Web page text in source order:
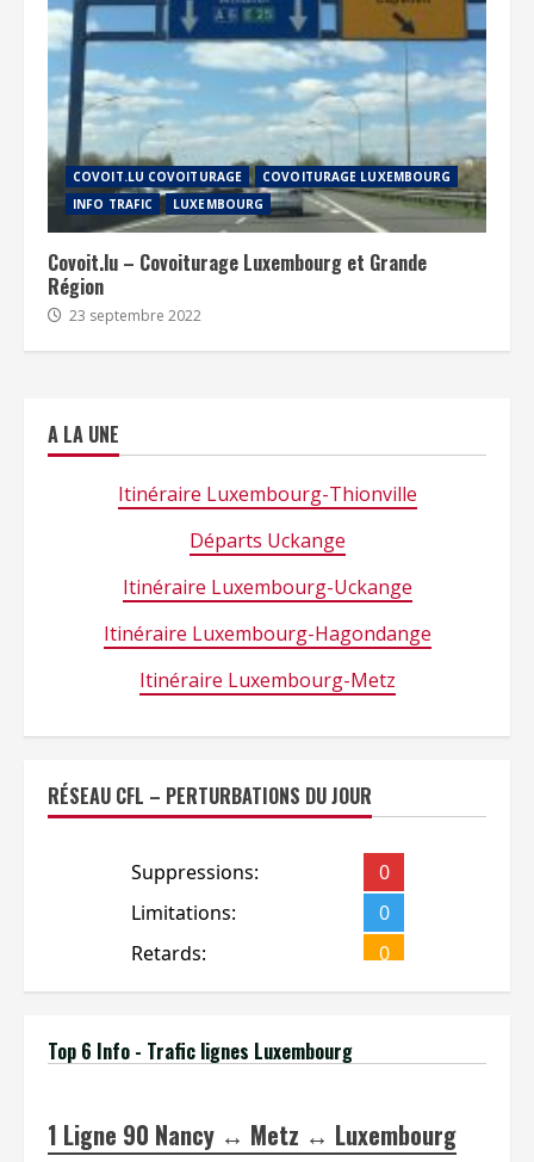
COVOIT.LU COVOITURAGE
COVOITURAGE LUXEMBOURG
INFO TRAFIC
LUXEMBOURG
Covoit.lu – Covoiturage Luxembourg et Grande
Région
23 septembre 2022
A LA UNE
Itinéraire Luxembourg-Thionville
Départs Uckange
Itinéraire Luxembourg-Uckange
Itinéraire Luxembourg-Hagondange
Itinéraire Luxembourg-Metz
RÉSEAU CFL – PERTURBATIONS DU JOUR
Top 6 Info - Trafic lignes Luxembourg
1 Ligne 90 Nancy ↔ Metz ↔ Luxembourg